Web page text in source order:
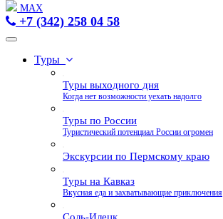
MAX
+7 (342) 258 04 58
Туры
Туры выходного дня
Когда нет возможности уехать надолго
Туры по России
Туристический потенциал России огромен
Экскурсии по Пермскому краю
Туры на Кавказ
Вкусная еда и захватывающие приключения